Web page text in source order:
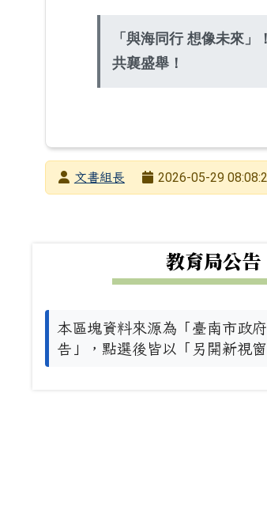
「與海同行 想像未來
共襄盛舉！
發布者文書組長
2026-05-29
教育局公告
本區塊資料來源為「臺南市政
告」，點選後皆以「另開新視